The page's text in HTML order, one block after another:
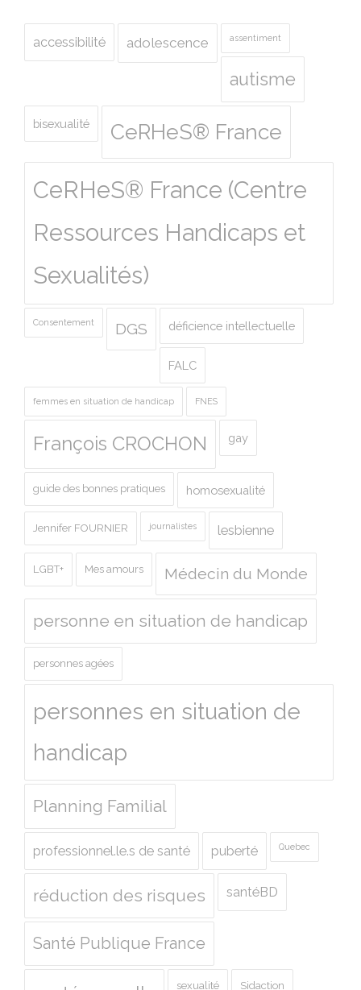
accessibilité adolescence assentiment
autisme
bisexualité CeRHeS® France
CeRHeS® France (Centre
Ressources Handicaps et
Sexualités)
Consentement DGS déficience intellectuelle
FALC
femmes en situation de handicap FNES
François CROCHON gay
guide des bonnes pratiques homosexualité
Jennifer FOURNIER journalistes lesbienne
LGBT+ Mes amours Médecin du Monde
personne en situation de handicap
personnes agées
personnes en situation de
handicap
Planning Familial
professionnel.le.s de santé puberté Quebec
réduction des risques santéBD
Santé Publique France
sexualité Sidaction